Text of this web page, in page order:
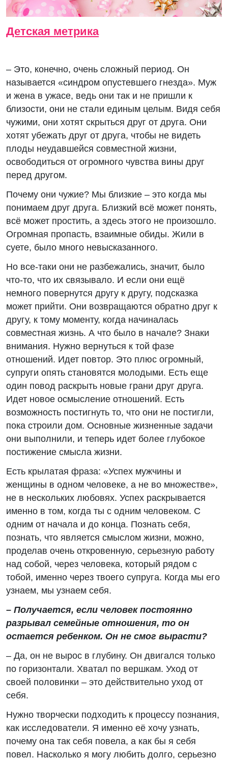
Детская метрика
– Это, конечно, очень сложный период. Он
называется «синдром опустевшего гнезда». Муж
и жена в ужасе, ведь они так и не пришли к
близости, они не стали единым целым. Видя себя
чужими, они хотят скрыться друг от друга. Они
хотят убежать друг от друга, чтобы не видеть
плоды неудавшейся совместной жизни,
освободиться от огромного чувства вины друг
перед другом.
Почему они чужие? Мы близкие – это когда мы
понимаем друг друга. Близкий всё может понять,
всё может простить, а здесь этого не произошло.
Огромная пропасть, взаимные обиды. Жили в
суете, было много невысказанного.
Но все-таки они не разбежались, значит, было
что-то, что их связывало. И если они ещё
немного повернутся другу к другу, подсказка
может прийти. Они возвращаются обратно друг к
другу, к тому моменту, когда начиналась
совместная жизнь. А что было в начале? Знаки
внимания. Нужно вернуться к той фазе
отношений. Идет повтор. Это плюс огромный,
супруги опять становятся молодыми. Есть еще
один повод раскрыть новые грани друг друга.
Идет новое осмысление отношений. Есть
возможность постигнуть то, что они не постигли,
пока строили дом. Основные жизненные задачи
они выполнили, и теперь идет более глубокое
постижение смысла жизни.
Есть крылатая фраза: «Успех мужчины и
женщины в одном человеке, а не во множестве»,
не в нескольких любовях. Успех раскрывается
именно в том, когда ты с одним человеком. С
одним от начала и до конца. Познать себя,
познать, что является смыслом жизни, можно,
проделав очень откровенную, серьезную работу
над собой, через человека, который рядом с
тобой, именно через твоего супруга. Когда мы его
узнаем, мы узнаем себя.
– Получается, если человек постоянно
разрывал семейные отношения, то он
остается ребенком. Он не смог вырасти?
– Да, он не вырос в глубину. Он двигался только
по горизонтали. Хватал по вершкам. Уход от
своей половинки – это действительно уход от
себя.
Нужно творчески подходить к процессу познания,
как исследователи. Я именно её хочу узнать,
почему она так себя повела, а как бы я себя
повел. Насколько я могу любить долго, серьезно